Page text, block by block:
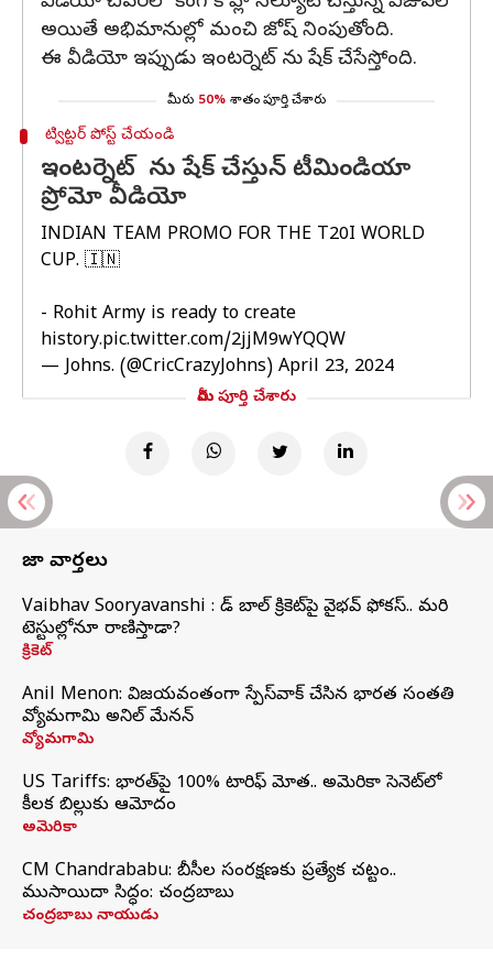
అయితే అభిమానుల్లో మంచి జోష్ నింపుతోంది.
ఈ వీడియో ఇప్పుడు ఇంటర్నెట్ ను షేక్ చేసేస్తోంది.
మీరు 50% శాతం పూర్తి చేశారు
ట్విట్టర్ పోస్ట్ చేయండి
ఇంటర్నెట్​ ను షేక్​ చేస్తున్ టీమిండియా
ప్రోమో వీడియో
INDIAN TEAM PROMO FOR THE T20I WORLD
CUP. 🇮🇳
- Rohit Army is ready to create
history.pic.twitter.com/2jjM9wYQQW
— Johns. (@CricCrazyJohns) April 23, 2024
మీరు పూర్తి చేశారు
తాజా వార్తలు
Vaibhav Sooryavanshi : రెడ్ బాల్ క్రికెట్‌పై వైభవ్ ఫోకస్.. మరి
టెస్టుల్లోనూ రాణిస్తాడా?
క్రికెట్
Anil Menon: విజయవంతంగా స్పేస్‌వాక్‌ చేసిన భారత సంతతి
వ్యోమగామి అనిల్‌ మేనన్
వ్యోమగామి
US Tariffs: భారత్‌పై 100% టారిఫ్‌ మోత.. అమెరికా సెనెట్‌లో
కీలక బిల్లుకు ఆమోదం
అమెరికా
CM Chandrababu: బీసీల సంరక్షణకు ప్రత్యేక చట్టం..
ముసాయిదా సిద్ధం: చంద్రబాబు
చంద్రబాబు నాయుడు